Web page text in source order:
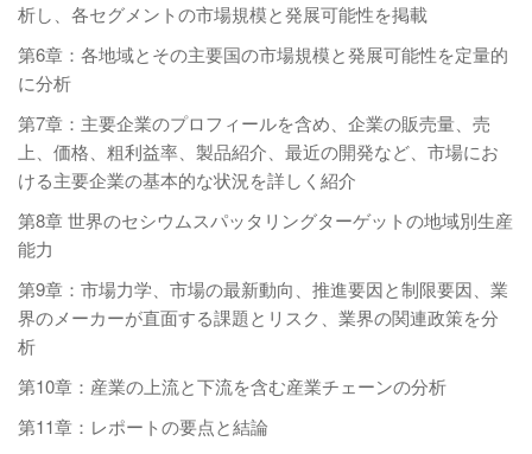
析し、各セグメントの市場規模と発展可能性を掲載
第6章：各地域とその主要国の市場規模と発展可能性を定量的
に分析
第7章：主要企業のプロフィールを含め、企業の販売量、売
上、価格、粗利益率、製品紹介、最近の開発など、市場にお
ける主要企業の基本的な状況を詳しく紹介
第8章 世界のセシウムスパッタリングターゲットの地域別生産
能力
第9章：市場力学、市場の最新動向、推進要因と制限要因、業
界のメーカーが直面する課題とリスク、業界の関連政策を分
析
第10章：産業の上流と下流を含む産業チェーンの分析
第11章：レポートの要点と結論